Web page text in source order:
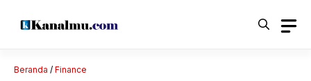
Beranda / Finance